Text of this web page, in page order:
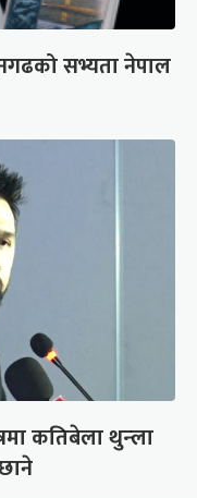
सभ्यता नेपाल
कतिबेला थुन्ला